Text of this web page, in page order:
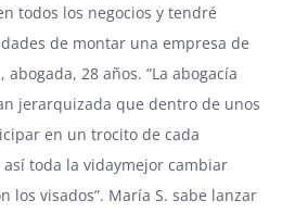
todos los negocios y tendré
de montar una empresa de
abogada, 28 años. “La abogacía
jerarquizada que dentro de unos
en un trocito de cada
toda la vidaymejor cambiar
los visados”. María S. sabe lanzar